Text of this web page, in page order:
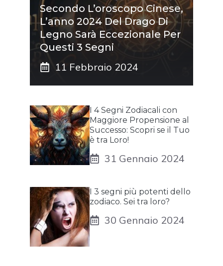
Secondo L’oroscopo Cinese,
L’anno 2024 Del Drago Di
Legno Sarà Eccezionale Per
Questi 3 Segni
11 Febbraio 2024
I 4 Segni Zodiacali con
Maggiore Propensione al
Successo: Scopri se il Tuo
è tra Loro!
31 Gennaio 2024
I 3 segni più potenti dello
zodiaco. Sei tra loro?
30 Gennaio 2024